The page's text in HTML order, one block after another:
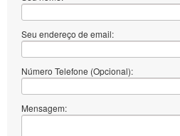
Seu endereço de email:
Número Telefone (Opcional):
Mensagem: